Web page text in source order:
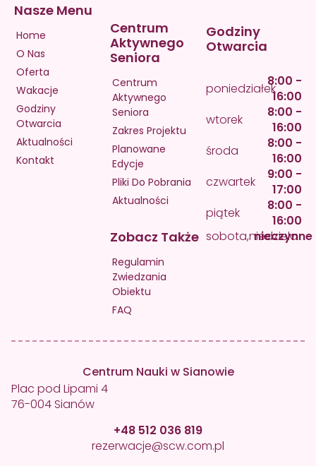
Nasze Menu
Home
O Nas
Oferta
Wakacje
Godziny
Otwarcia
Aktualności
Kontakt
Centrum
Aktywnego
Seniora
Centrum
Aktywnego
Seniora
Zakres Projektu
Planowane
Edycje
Pliki Do Pobrania
Aktualności
Zobacz Także
Regulamin
Zwiedzania
Obiektu
FAQ
Godziny
Otwarcia
poniedziałek8:00 -
16:00
wtorek
8:00 -
16:00
środa
8:00 -
16:00
czwartek
9:00 -
17:00
piątek
8:00 -
16:00
sobota,niedziela
nieczynne
Centrum Nauki w Sianowie
Plac pod Lipami 4
76-004 Sianów
+48 512 036 819
rezerwacje@scw.com.pl